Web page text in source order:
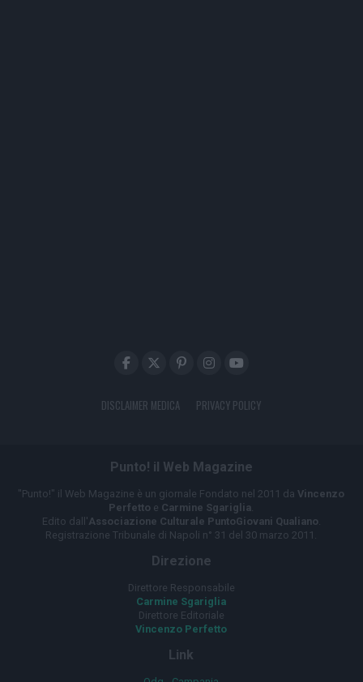
DISCLAIMER MEDICA PRIVACY POLICY
Punto! il Web Magazine
"Punto!" il Web Magazine è un giornale Fondato nel 2011 da Vincenzo
Perfetto e Carmine Sgariglia
Edito dall'Associazione Culturale PuntoGiovani Qualiano
Registrazione Tribunale di Napoli n° 31 del 30 marzo 2011.
Direzione
Direttore Responsabile
Carmine Sgariglia
Direttore Editoriale
Vincenzo Perfetto
Link